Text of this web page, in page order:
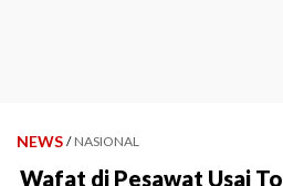
NEWS / NASIONAL
Wafat di Pesawat Usai